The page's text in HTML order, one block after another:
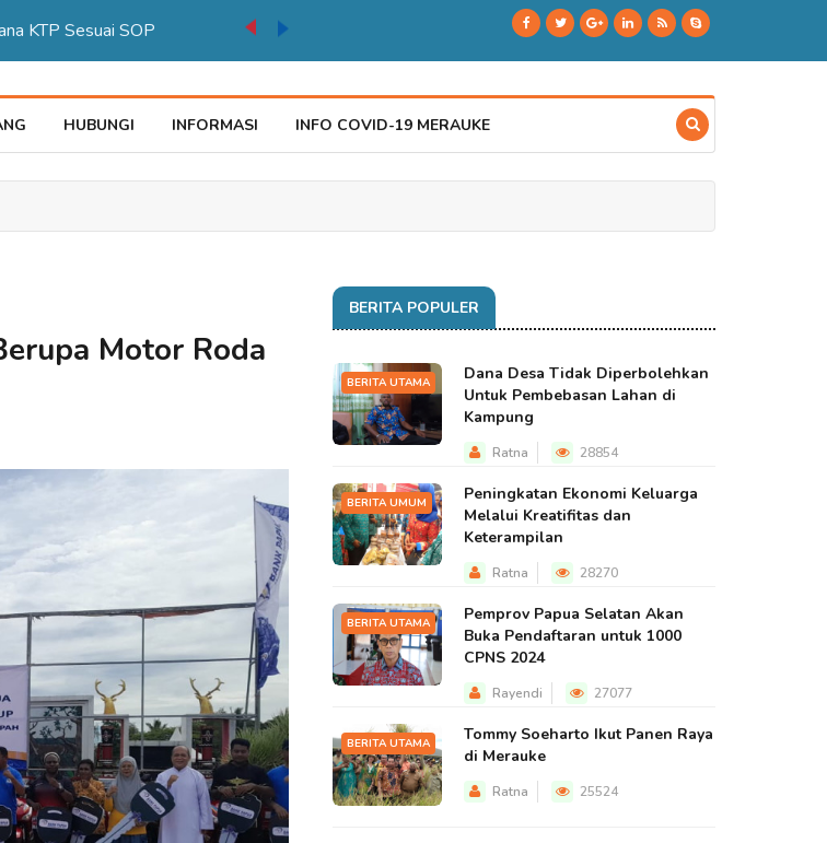
HUBUNGI INFORMASI INFO COVID-19 MERAUKE
Motor Roda
BERITA POPULER
BERITA UTAMA
Dana Desa Tidak Diperbolehkan
Untuk Pembebasan Lahan di
Kampung
Ratna 28854
BERITA UMUM
Peningkatan Ekonomi Keluarga
Melalui Kreatifitas dan
Keterampilan
Ratna 28270
BERITA UTAMA
Pemprov Papua Selatan Akan
Buka Pendaftaran untuk 1000
CPNS 2024
Rayendi 27077
BERITA UTAMA
Tommy Soeharto Ikut Panen Raya
di Merauke
Ratna 25524